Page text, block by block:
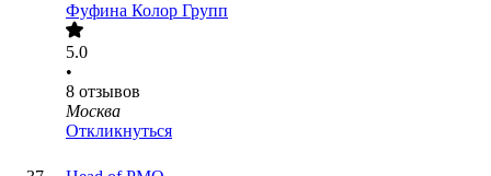
Фуфина Колор Групп
5.0
•
8 отзывов
Москва
Откликнуться